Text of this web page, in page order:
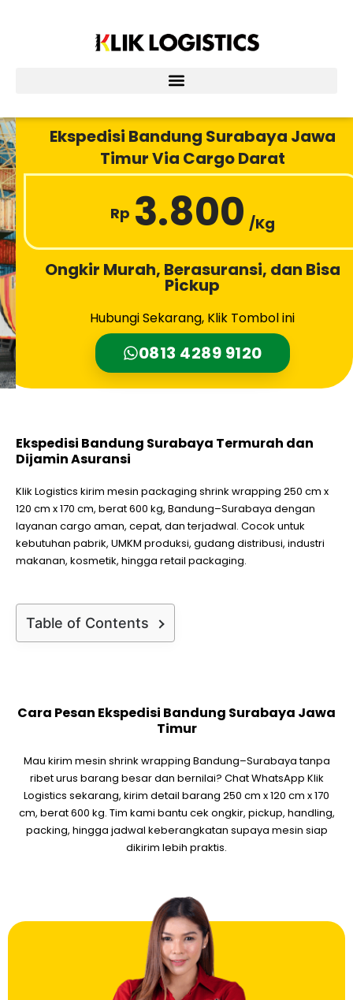
Ekspedisi Bandung Surabaya Jawa
Timur Via Cargo Darat
Rp 3.800 /Kg
Ongkir Murah, Berasuransi, dan Bisa
Pickup
Hubungi Sekarang, Klik Tombol ini
0813 4289 9120
Ekspedisi Bandung Surabaya Termurah dan
Dijamin Asuransi
Klik Logistics kirim mesin packaging shrink wrapping 250 cm x
120 cm x 170 cm, berat 600 kg, Bandung–Surabaya dengan
layanan cargo aman, cepat, dan terjadwal. Cocok untuk
kebutuhan pabrik, UMKM produksi, gudang distribusi, industri
makanan, kosmetik, hingga retail packaging.
Table of Contents
Cara Pesan Ekspedisi Bandung Surabaya Jawa
Timur
Mau kirim mesin shrink wrapping Bandung–Surabaya tanpa
ribet urus barang besar dan bernilai? Chat WhatsApp Klik
Logistics sekarang, kirim detail barang 250 cm x 120 cm x 170
cm, berat 600 kg. Tim kami bantu cek ongkir, pickup, handling,
packing, hingga jadwal keberangkatan supaya mesin siap
dikirim lebih praktis.